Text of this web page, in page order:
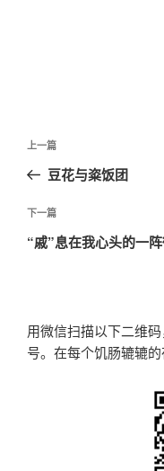
文
导
航
上
一
文
章
上一篇
豆花与粢饭团
下
一
下一篇
“戚”息在我心头的一
用微信扫描以下二维
号。在每个饥肠辘辘